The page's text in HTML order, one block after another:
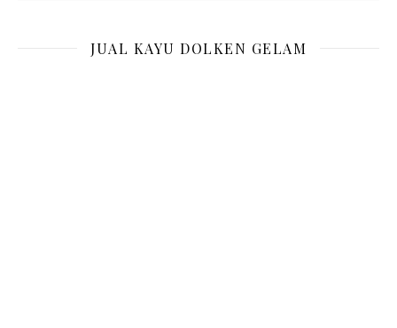
JUAL KAYU DOLKEN GELAM